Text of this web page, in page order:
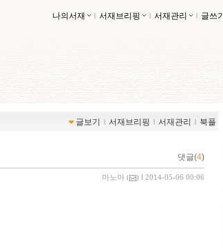
나의서재 ｌ 서재브리핑 ｌ 서재관리 ｌ 글쓰기
글보기 ｌ 서재브리핑 ｌ 서재관리 ｌ 북플
댓글(4)
마노아 ( ) l 2014-05-06 00:06